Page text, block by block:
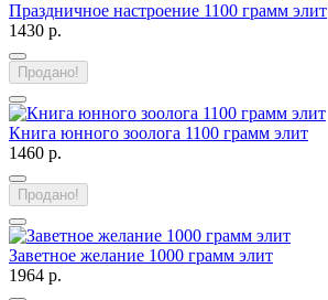
Праздничное настроение 1100 грамм элит
1430 р.
Продано!
Книга юнного зоолога 1100 грамм элит
1460 р.
Продано!
Заветное желание 1000 грамм элит
1964 р.